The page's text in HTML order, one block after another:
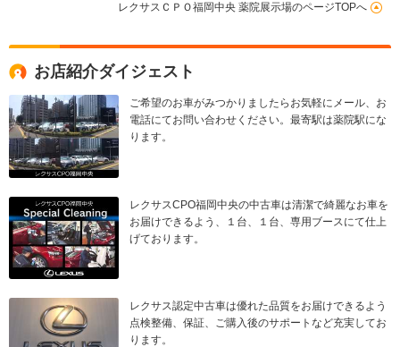
レクサスＣＰＯ福岡中央 薬院展示場のページTOPへ
お店紹介ダイジェスト
ご希望のお車がみつかりましたらお気軽にメール、お
電話にてお問い合わせください。最寄駅は薬院駅にな
ります。
レクサスCPO福岡中央の中古車は清潔で綺麗なお車を
お届けできるよう、１台、１台、専用ブースにて仕上
げております。
レクサス認定中古車は優れた品質をお届けできるよう
点検整備、保証、ご購入後のサポートなど充実してお
ります。